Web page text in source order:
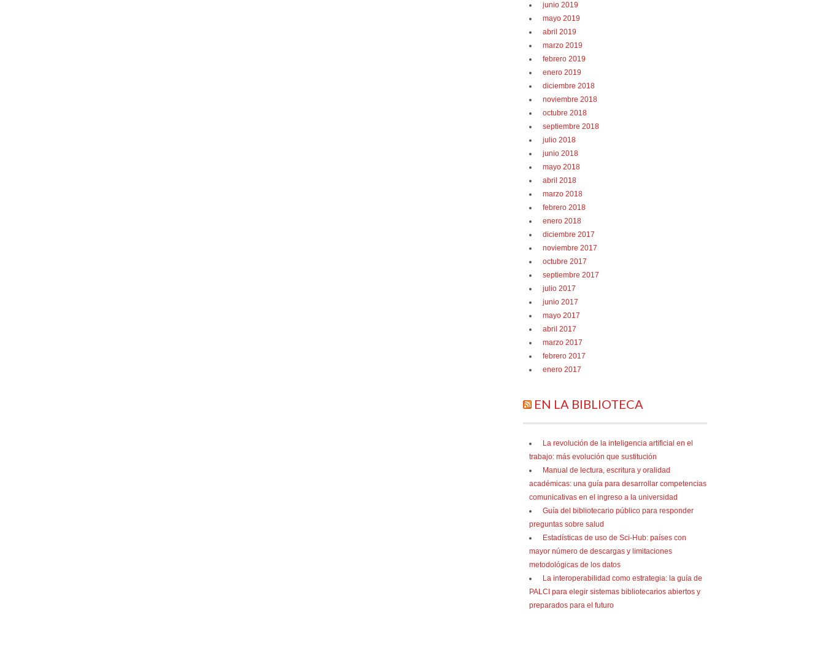
junio 2019
mayo 2019
abril 2019
marzo 2019
febrero 2019
enero 2019
diciembre 2018
noviembre 2018
octubre 2018
septiembre 2018
julio 2018
junio 2018
mayo 2018
abril 2018
marzo 2018
febrero 2018
enero 2018
diciembre 2017
noviembre 2017
octubre 2017
septiembre 2017
julio 2017
junio 2017
mayo 2017
abril 2017
marzo 2017
febrero 2017
enero 2017
EN LA BIBLIOTECA
La revolución de la inteligencia artificial en el
trabajo: más evolución que sustitución
Manual de lectura, escritura y oralidad
académicas: una guía para desarrollar competencias
comunicativas en el ingreso a la universidad
Guía del bibliotecario público para responder
preguntas sobre salud
Estadísticas de uso de Sci-Hub: países con
mayor número de descargas y limitaciones
metodológicas de los datos
La interoperabilidad como estrategia: la guía de
PALCI para elegir sistemas bibliotecarios abiertos y
preparados para el futuro